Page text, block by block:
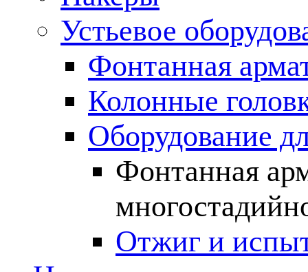
Устьевое
Фонтанная
Колонные
Оборудование
Фонтанная
Отжиг и